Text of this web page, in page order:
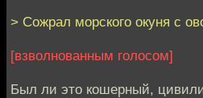
> Сожрал морского окуня с
[взволнованным голосом]
Был ли это кошерный,